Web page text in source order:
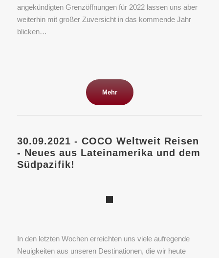
angekündigten Grenzöffnungen für 2022 lassen uns aber
weiterhin mit großer Zuversicht in das kommende Jahr
blicken…
Mehr
30.09.2021 - COCO Weltweit Reisen
- Neues aus Lateinamerika und dem
Südpazifik!
In den letzten Wochen erreichten uns viele aufregende
Neuigkeiten aus unseren Destinationen, die wir heute